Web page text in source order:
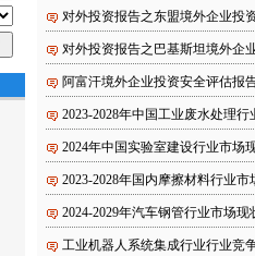
对外投资报告之东盟境外企业投
对外投资报告之巴基斯坦境外企
阿富汗境外企业投资安全评估报
2023-2028年中国工业废水处理
2024年中国实验室建设行业市场
2023-2028年国内摩擦材料行业
2024-2029年汽车钢管行业市场
工业机器人系统集成行业行业竞